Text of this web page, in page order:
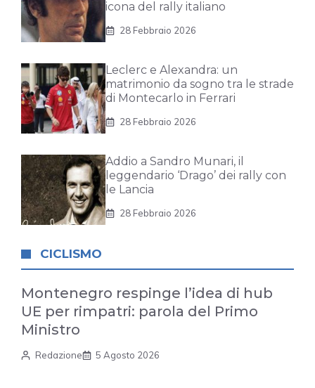
icona del rally italiano
28 Febbraio 2026
Leclerc e Alexandra: un
matrimonio da sogno tra le strade
di Montecarlo in Ferrari
28 Febbraio 2026
Addio a Sandro Munari, il
leggendario ‘Drago’ dei rally con
le Lancia
28 Febbraio 2026
CICLISMO
Montenegro respinge l’idea di hub
UE per rimpatri: parola del Primo
Ministro
Redazione 5 Agosto 2026